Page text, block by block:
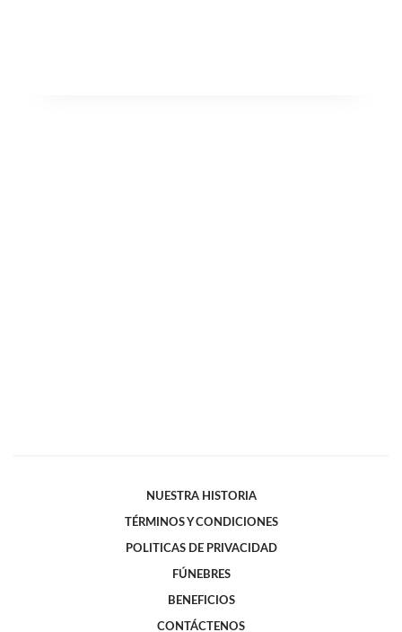
NUESTRA HISTORIA
TÉRMINOS Y CONDICIONES
POLITICAS DE PRIVACIDAD
FÚNEBRES
BENEFICIOS
CONTÁCTENOS